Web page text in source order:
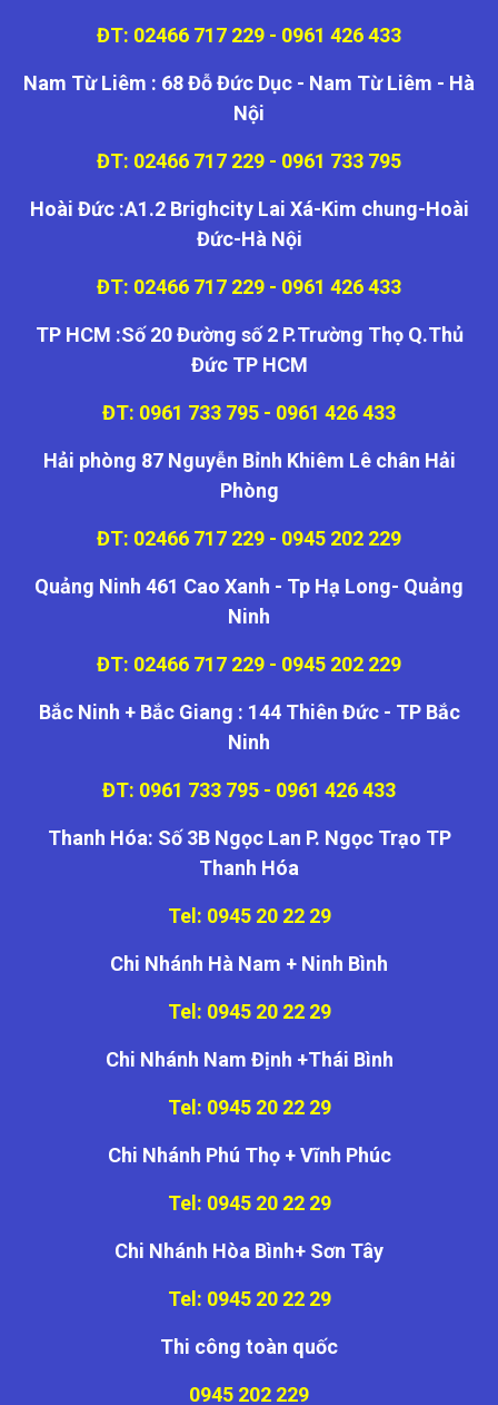
ĐT: 02466 717 229 - 0961 426 433
Nam Từ Liêm : 68 Đỗ Đức Dục - Nam Từ Liêm - Hà
Nội
ĐT: 02466 717 229 - 0961 733 795
Hoài Đức :A1.2 Brighcity Lai Xá-Kim chung-Hoài
Đức-Hà Nội
ĐT: 02466 717 229 - 0961 426 433
TP HCM :Số 20 Đường số 2 P.Trường Thọ Q.Thủ
Đức TP HCM
ĐT: 0961 733 795 - 0961 426 433
Hải phòng 87 Nguyễn Bỉnh Khiêm Lê chân Hải
Phòng
ĐT: 02466 717 229 - 0945 202 229
Quảng Ninh 461 Cao Xanh - Tp Hạ Long- Quảng
Ninh
ĐT: 02466 717 229 - 0945 202 229
Bắc Ninh + Bắc Giang : 144 Thiên Đức - TP Bắc
Ninh
ĐT: 0961 733 795 - 0961 426 433
Thanh Hóa: Số 3B Ngọc Lan P. Ngọc Trạo TP
Thanh Hóa
Tel: 0945 20 22 29
Chi Nhánh Hà Nam + Ninh Bình
Tel: 0945 20 22 29
Chi Nhánh Nam Định +Thái Bình
Tel: 0945 20 22 29
Chi Nhánh Phú Thọ + Vĩnh Phúc
Tel: 0945 20 22 29
Chi Nhánh Hòa Bình+ Sơn Tây
Tel: 0945 20 22 29
Thi công toàn quốc
0945 202 229